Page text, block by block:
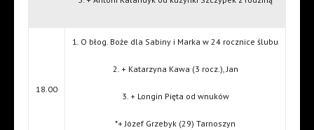
18.00
1. O błog. Boże dla Sabiny i Marka w 24 rocznice ślubu
2. + Katarzyna Kawa (3 rocz.), Jan
3. + Longin Pięta od wnuków
*+ Józef Grzebyk (29) Tarnoszyn